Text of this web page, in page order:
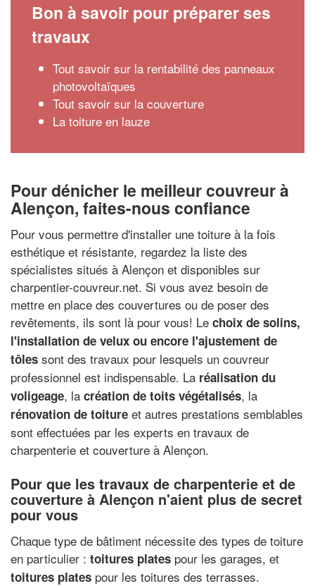
Bon à savoir pour préparer ses
travaux
Tout savoir sur la rentabilité des panneaux
photovoltaïques
Tout savoir sur la couverture
La toiture en lauze
Pour dénicher le meilleur couvreur à
Alençon, faites-nous confiance
Pour vous permettre d'installer une toiture à la fois
esthétique et résistante, regardez la liste des
spécialistes situés à Alençon et disponibles sur
charpentier-couvreur.net. Si vous avez besoin de
mettre en place des couvertures ou de poser des
revêtements, ils sont là pour vous! Le choix de solins,
l'installation de velux ou encore l'ajustement de
tôles sont des travaux pour lesquels un couvreur
professionnel est indispensable. La réalisation du
voligeage, la création de toits végétalisés, la
rénovation de toiture et autres prestations semblables
sont effectuées par les experts en travaux de
charpenterie et couverture à Alençon.
Pour que les travaux de charpenterie et de
couverture à Alençon n'aient plus de secret
pour vous
Chaque type de bâtiment nécessite des types de toiture
en particulier : toitures plates pour les garages, et
toitures plates pour les toitures des terrasses.